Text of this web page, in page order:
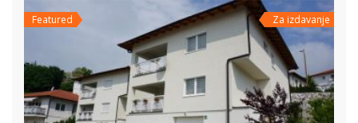
Featured Za izdavanje